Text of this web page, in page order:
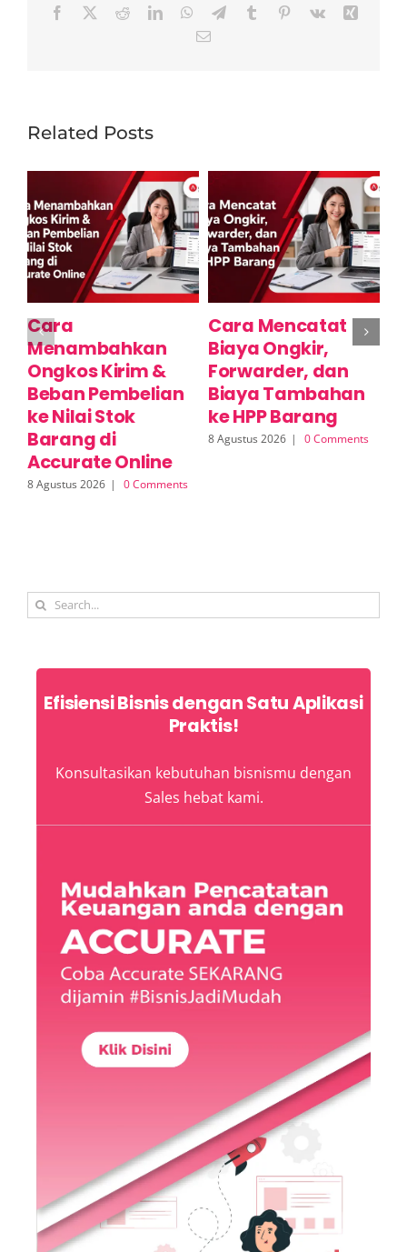
Facebook RedditLinkedInWhatsApp
TelegramTumblr Pinterest
Vk
Email
Related Posts
Cara
Menambahkan
Ongkos Kirim &
Beban Pembelian
ke Nilai Stok
Barang di
Accurate Online
8 Agustus 2026 | 0 Comments
Cara Mencatat
Biaya Ongkir,
Forwarder, dan
Biaya Tambahan
ke HPP Barang
8 Agustus 2026 | 0 Comments
Search
Efisiensi Bisnis dengan Satu Aplikasi
Praktis!
Konsultasikan kebutuhan bisnismu dengan
Sales hebat kami.